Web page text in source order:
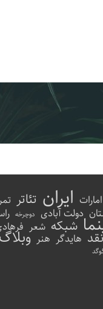
امارات ایران تئاتر
دولت آبادی دوچرخه
شبکه شعر
نقد هایدگر هنر